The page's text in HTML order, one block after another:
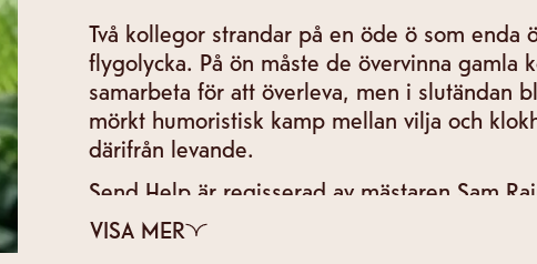
Två kollegor strandar på en öde ö som enda
flygolycka. På ön måste de övervinna gamla
samarbeta för att överleva, men i slutändan
mörkt humoristisk kamp mellan vilja och
därifrån levande.
Send Help är regisserad av mästaren Sam
Oscarnominerade Rachel McAdams och
huvudrollerna.
VISA MER